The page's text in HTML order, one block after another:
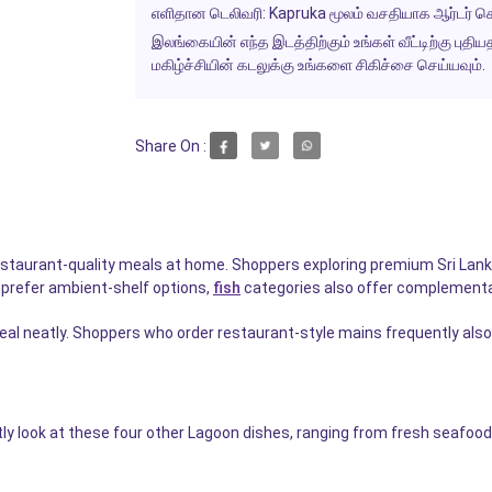
எளிதான டெலிவரி: Kapruka மூலம் வசதியாக ஆர்டர்
இலங்கையின் எந்த இடத்திற்கும் உங்கள் வீட்டிற்கு
மகிழ்ச்சியின் கடலுக்கு உங்களை சிகிச்சை செய்யவும்.
Share On :
quality meals at home. Shoppers exploring premium Sri
ambient-shelf options, fish categories also offer
neatly. Shoppers who order restaurant-style mains frequently
look at these four other Lagoon dishes, ranging from fresh